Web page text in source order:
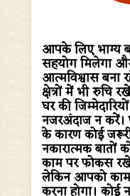
आपके लिए भाग्य
सहयोग मिलेगा
आत्मविश्वास बना
क्षेत्रों में भी रुचि
घर की
नजरअंदाज न करें।
के कारण कोई
नकारात्मक
काम पर फोकस
लेकिन आपको